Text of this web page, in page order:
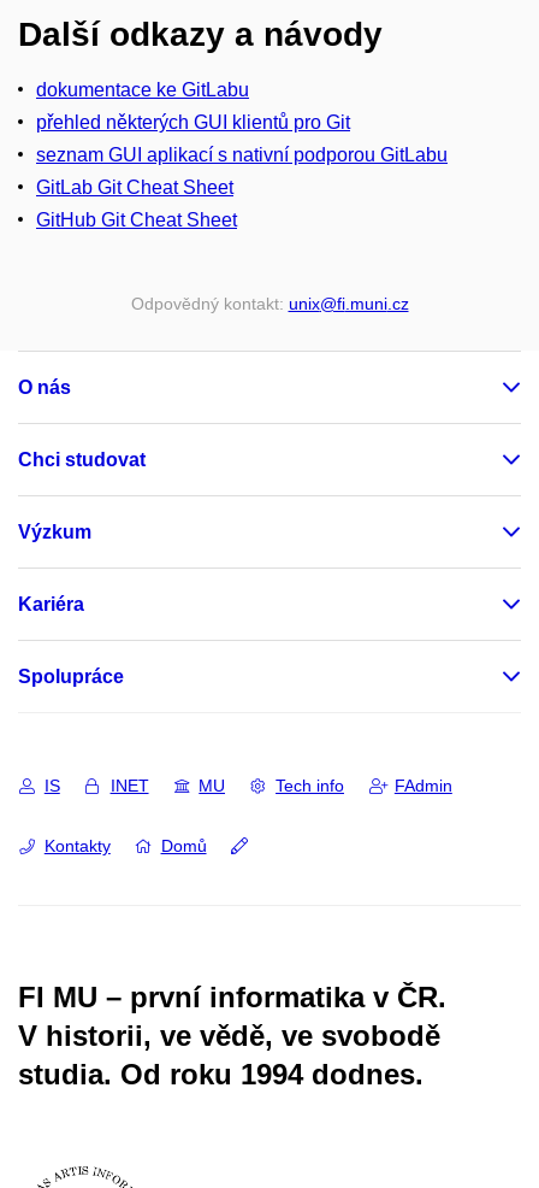
Další odkazy a návody
dokumentace ke GitLabu
přehled některých GUI klientů pro Git
seznam GUI aplikací s nativní podporou GitLabu
GitLab Git Cheat Sheet
GitHub Git Cheat Sheet
Odpovědný kontakt: unix@fi.muni.cz
O nás
Chci studovat
Výzkum
Kariéra
Spolupráce
IS INET MU Tech info FAdmin
Kontakty Domů
FI MU – první informatika v ČR.
V historii, ve vědě, ve svobodě
studia. Od roku 1994 dodnes.